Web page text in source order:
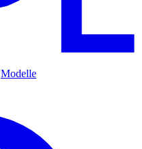
Modelle